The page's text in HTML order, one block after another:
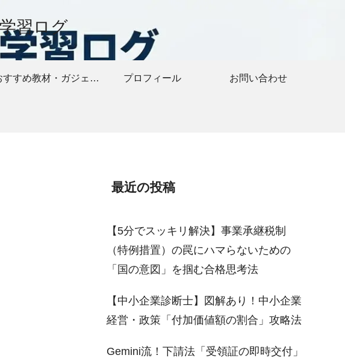
習ログ
おすすめ教材・ガジェット プロフィール お問い合わせ
最近の投稿
【5分でスッキリ解決】事業承継税制
（特例措置）の罠にハマらないための
「国の意図」を掴む合格思考法
【中小企業診断士】図解あり！中小企業
経営・政策「付加価値額の割合」攻略法
Gemini流！下請法「受領証の即時交付」